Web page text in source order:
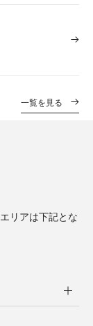
一覧を見る
リアは下記とな